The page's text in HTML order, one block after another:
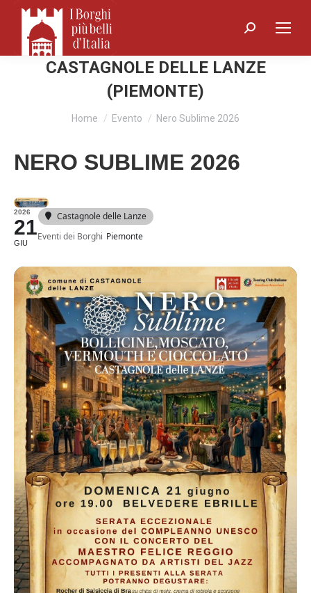
Search:
CASTAGNOLE DELLE LANZE
(PIEMONTE)
You are here:
Home Evento Nero Sublime 2026
NERO SUBLIME 2026
2026
21
GIU
Castagnole delle Lanze
Eventi dei Borghi Piemonte